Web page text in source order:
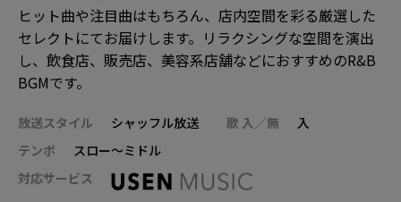
ヒット曲や注目曲はもちろん、店内空間を彩る厳選した
セレクトにてお届けします。リラクシングな空間を演出
し、飲食店、販売店、美容系店舗などにおすすめのR&B
BGMです。
放送スタイル シャッフル放送 歌 入／無
入
テンポ
スロー～ミドル
対応サービス